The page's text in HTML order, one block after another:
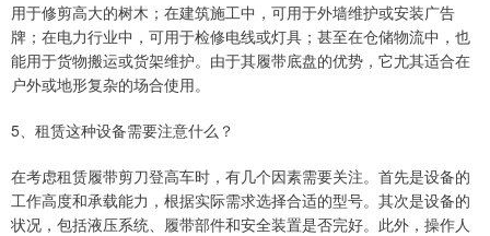
用于修剪高大的树木；在建筑施工中，可用于外墙维护或安装广告
牌；在电力行业中，可用于检修电线或灯具；甚至在仓储物流中，也
能用于货物搬运或货架维护。由于其履带底盘的优势，它尤其适合在
户外或地形复杂的场合使用。
5、租赁这种设备需要注意什么？
在考虑租赁履带剪刀登高车时，有几个因素需要关注。首先是设备的
工作高度和承载能力，根据实际需求选择合适的型号。其次是设备的
状况，包括液压系统、履带部件和安全装置是否完好。此外，操作人